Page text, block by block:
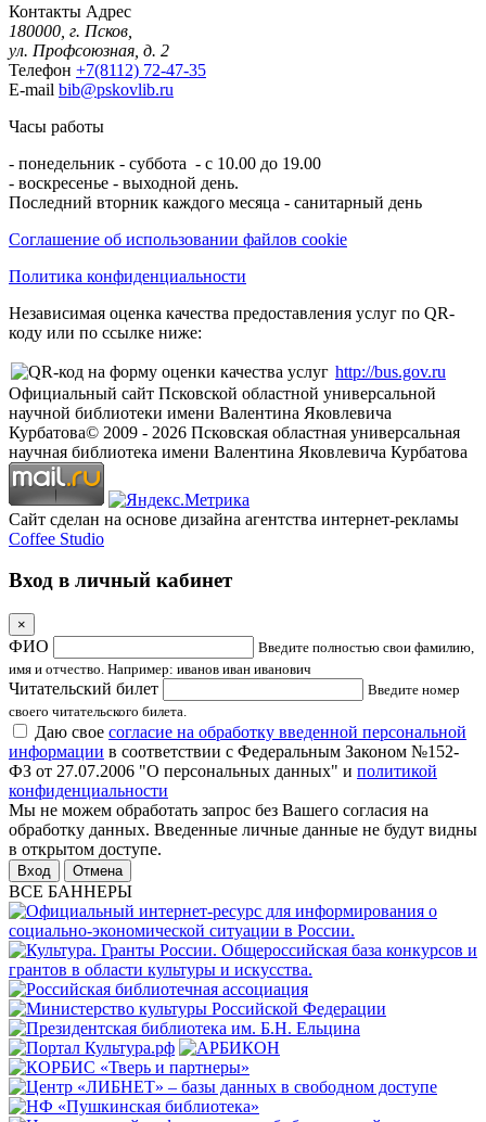
Контакты Адрес
180000, г. Псков,
ул. Профсоюзная, д. 2
Телефон +7(8112) 72-47-35
E-mail bib@pskovlib.ru
Часы работы
- понедельник - суббота - с 10.00 до 19.00
- воскресенье - выходной день.
Последний вторник каждого месяца - санитарный день
Соглашение об использовании файлов cookie
Политика конфиденциальности
Независимая оценка качества предоставления услуг по QR-
коду или по ссылке ниже:
http://bus.gov.ru
Официальный сайт Псковской областной универсальной
научной библиотеки имени Валентина Яковлевича
Курбатова© 2009 - 2026 Псковская областная универсальная
научная библиотека имени Валентина Яковлевича Курбатова
Сайт сделан на основе дизайна агентства интернет-рекламы
Coffee Studio
Вход в личный кабинет
×
ФИО
Введите полностью свои фамилию,
имя и отчество. Например: иванов иван иванович
Читательский билет
Введите номер
своего читательского билета.
Даю свое согласие на обработку введенной персональной
информации в соответствии с Федеральным Законом №152-
ФЗ от 27.07.2006 "О персональных данных" и политикой
конфиденциальности
Мы не можем обработать запрос без Вашего согласия на
обработку данных. Введенные личные данные не будут видны
в открытом доступе.
Отмена
ВСЕ БАННЕРЫ